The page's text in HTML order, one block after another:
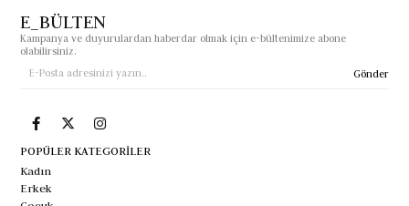
E_BÜLTEN
Kampanya ve duyurulardan haberdar olmak için e-bültenimize abone
olabilirsiniz.
Gönder
POPÜLER KATEGORİLER
Kadın
Erkek